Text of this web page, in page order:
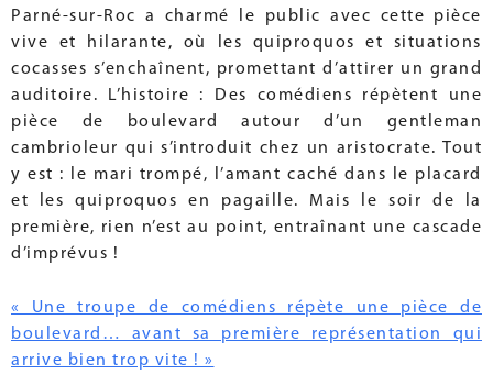
Parné-sur-Roc a charmé le public avec cette pièce
vive et hilarante, où les quiproquos et situations
cocasses s’enchaînent, promettant d’attirer un grand
auditoire. L’histoire : Des comédiens répètent une
pièce de boulevard autour d’un gentleman
cambrioleur qui s’introduit chez un aristocrate. Tout
y est : le mari trompé, l’amant caché dans le placard
et les quiproquos en pagaille. Mais le soir de la
première, rien n’est au point, entraînant une cascade
d’imprévus !
« Une troupe de comédiens répète une pièce de
boulevard… avant sa première représentation qui
arrive bien trop vite ! »